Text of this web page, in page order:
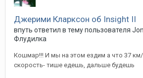
Джерими Кларксон об Insight II
впуть ответил в тему пользователя
Флудилка
Кошмар!!! И мы на этом ездим а что 37 км/
скорость- тише едешь, дальше будешь